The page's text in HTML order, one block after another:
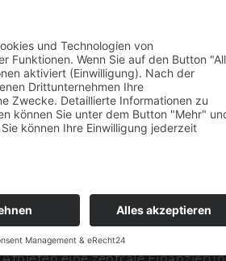
ist es, dass sowohl Mitglieder
kennen. Als erfahrene Kanzlei
Ihnen, worauf es wirklich